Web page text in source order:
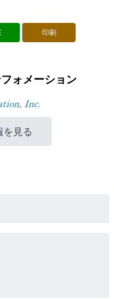
印刷
ォメーション
を見る